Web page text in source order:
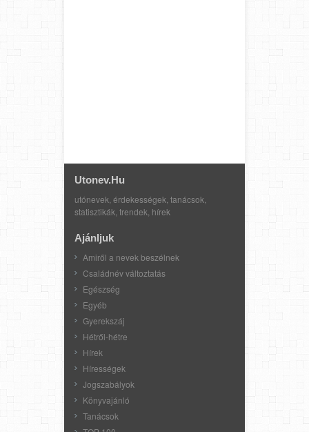
Utonev.hu
utónevek, érdekességek, tanácsok,
statisztikák, trendek, hírek
Ajánljuk
Amiről a nevek beszélnek
Családnév változtatás
Egészség
Egyéb
Gyerekszáj
Hétről-hétre
Hírek
Hírességek
Jogszabályok
Könyvajánló
Tanácsok